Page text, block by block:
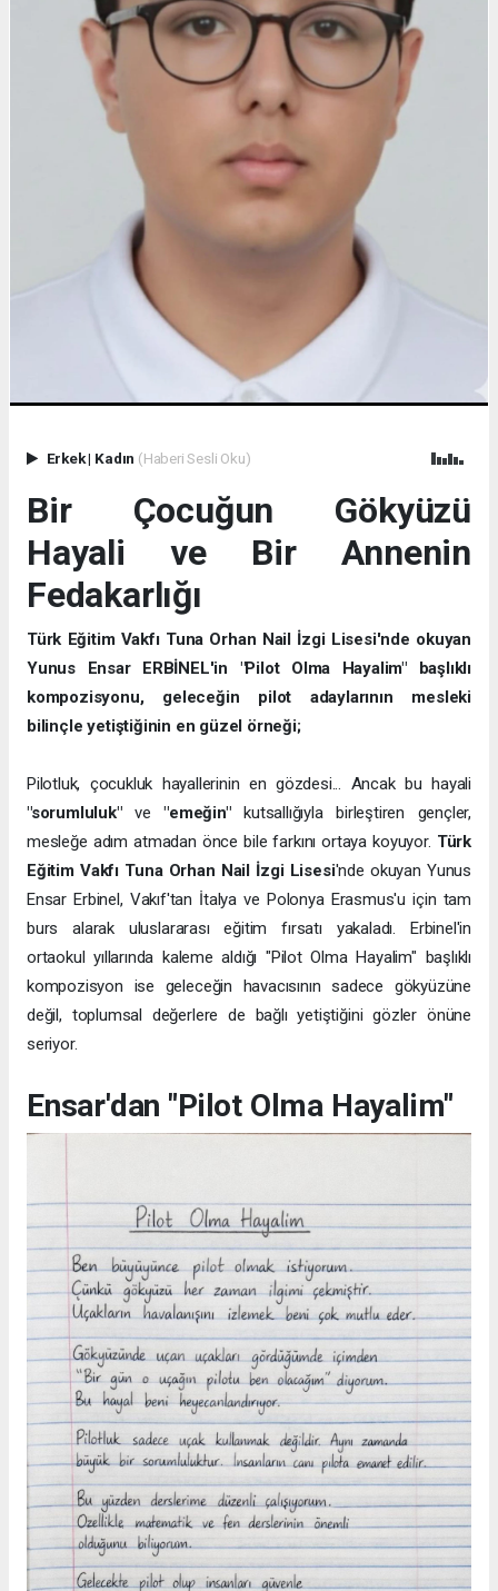
Erkek| Kadın (Haberi Sesli Oku)
Bir Çocuğun Gökyüzü
Hayali ve Bir Annenin
Fedakarlığı
Türk Eğitim Vakfı Tuna Orhan Nail İzgi Lisesi'nde okuyan
Yunus Ensar ERBİNEL'in "Pilot Olma Hayalim" başlıklı
kompozisyonu, geleceğin pilot adaylarının mesleki
bilinçle yetiştiğinin en güzel örneği;
Pilotluk, çocukluk hayallerinin en gözdesi... Ancak bu hayali
"sorumluluk"ve"emeğin"kutsallığıyla birleştiren gençler,
mesleğe adım atmadan önce bile farkını ortaya koyuyor. Türk
Eğitim Vakfı Tuna Orhan Nail İzgi Lisesi'nde okuyan Yunus
Ensar Erbinel, Vakıf'tan İtalya ve Polonya Erasmus'u için tam
burs alarak uluslararası eğitim fırsatı yakaladı. Erbinel'in
ortaokul yıllarında kaleme aldığı "Pilot Olma Hayalim" başlıklı
kompozisyon ise geleceğin havacısının sadece gökyüzüne
değil, toplumsal değerlere de bağlı yetiştiğini gözler önüne
seriyor.
Ensar'dan "Pilot Olma Hayalim"